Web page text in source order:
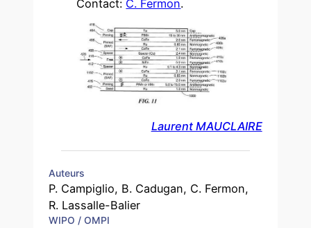
Auteurs
P. Campiglio, B. Cadugan, C. Fermon,
R. Lassalle-Balier
WIPO / OMPI
Contact: C. Fermon.
Laurent MAUCLAIRE